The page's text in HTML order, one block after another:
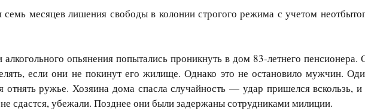
месяцев лишения свободы в колонии строгого режима с учетом
опьянения попытались проникнуть в дом 83-летнего
если они не покинут его жилище. Однако это не остановило мужчин.
отнять ружье. Хозяина дома спасла случайность — удар пришелся
не сдастся, убежали. Позднее они были задержаны сотрудниками милиции.